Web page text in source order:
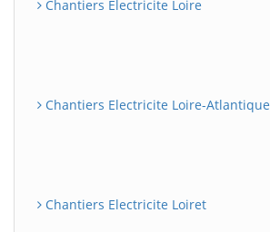
Chantiers Electricite Loire
Chantiers Electricite Loire-Atlantique
Chantiers Electricite Loiret